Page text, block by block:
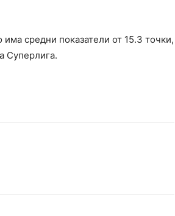
има средни показатели от 15.3 точки,
Суперлига.